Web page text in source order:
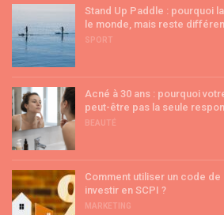
Stand Up Paddle : pourquoi
le monde, mais reste
SPORT
Acné à 30 ans : pourquoi
peut-être pas la seule
BEAUTÉ
Comment utiliser un code
investir en SCPI ?
MARKETING